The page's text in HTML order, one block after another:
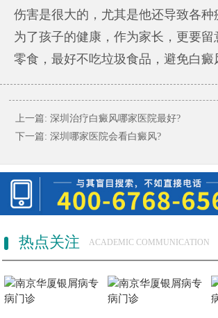
伤害是很大的，尤其是他还导致各种
为了孩子的健康，作为家长，更要留
零食，最好不吃垃圾食品，避免白癜
上一篇: 深圳治疗白癜风哪家医院最好?
下一篇: 深圳哪家医院会看白癜风?
热点关注 ACADEMIC COMMUNICATION